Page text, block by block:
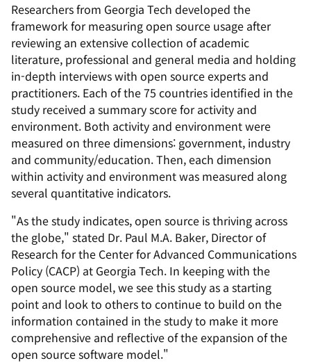
Researchers from Georgia Tech developed the
framework for measuring open source usage after
reviewing an extensive collection of academic
literature, professional and general media and holding
in-depth interviews with open source experts and
practitioners. Each of the 75 countries identified in the
study received a summary score for activity and
environment. Both activity and environment were
measured on three dimensions: government, industry
and community/education. Then, each dimension
within activity and environment was measured along
several quantitative indicators.
"As the study indicates, open source is thriving across
the globe," stated Dr. Paul M.A. Baker, Director of
Research for the Center for Advanced Communications
Policy (CACP) at Georgia Tech. In keeping with the
open source model, we see this study as a starting
point and look to others to continue to build on the
information contained in the study to make it more
comprehensive and reflective of the expansion of the
open source software model."